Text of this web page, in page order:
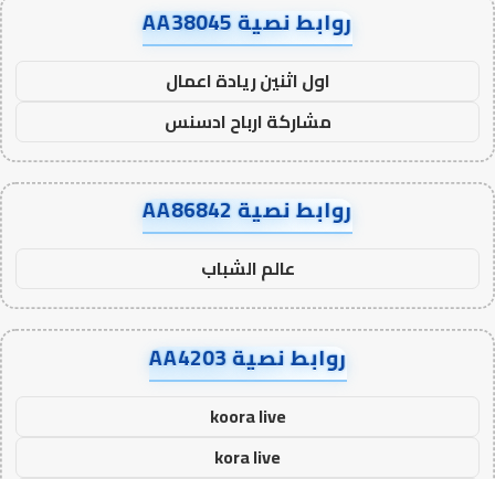
روابط نصية AA38045
اول اثنين ريادة اعمال
مشاركة ارباح ادسنس
روابط نصية AA86842
عالم الشباب
روابط نصية AA4203
koora live
kora live